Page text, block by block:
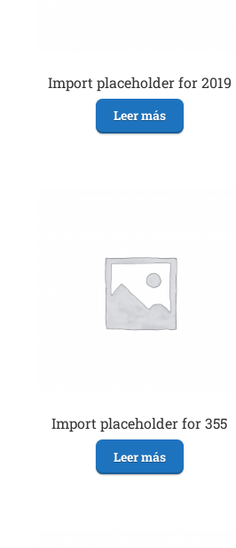
Import placeholder for 2019
Leer más
Import placeholder for 355
Leer más